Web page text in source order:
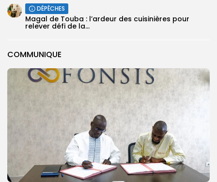
COMMUNIQUE
DÉPÊCHES
Magal de Touba : l’ardeur des cuisinières pour
relever défi de la...